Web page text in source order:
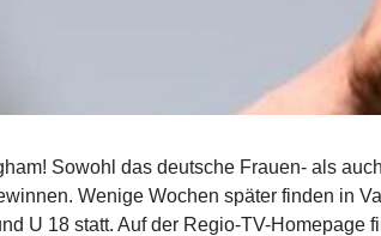
Sowohl das deutsche Frauen- als
Wenige Wochen später finden in
U 18 statt. Auf der Regio-TV-Homepage